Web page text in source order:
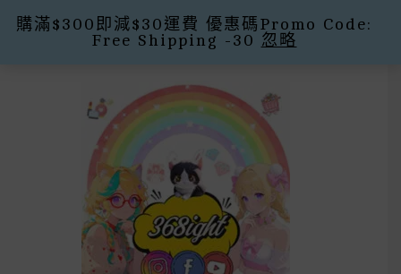
購滿$300即減$30運費 優惠碼Promo Code:
Free Shipping -30 忽略